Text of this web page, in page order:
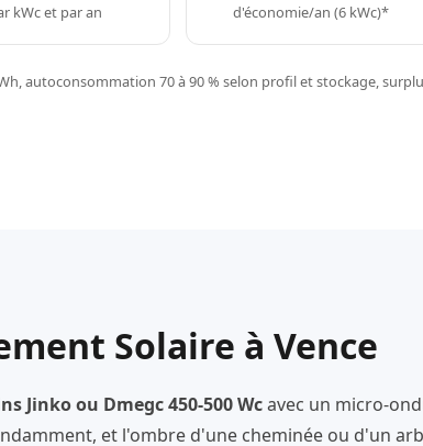
kWc et par an d'économie/an (6 kWc)*
autoconsommation 70 à 90 % selon profil et stockage,
Solaire à Vence
Jinko ou Dmegc 450-500 Wcavec un micro-
et l'ombre d'une cheminée ou d'un